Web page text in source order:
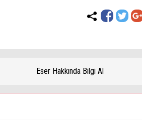
Eser Hakkında Bilgi Al